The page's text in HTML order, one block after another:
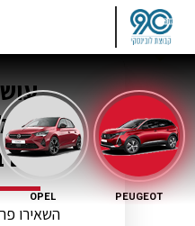
PEUGEOT
OPEL
בואו
פעם
השאירו